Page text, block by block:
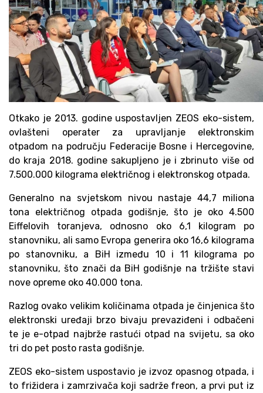
Otkako je 2013. godine uspostavljen ZEOS eko-sistem,
ovlašteni operater za upravljanje elektronskim
otpadom na području Federacije Bosne i Hercegovine,
do kraja 2018. godine sakupljeno je i zbrinuto više od
7.500.000 kilograma električnog i elektronskog otpada.
Generalno na svjetskom nivou nastaje 44,7 miliona
tona električnog otpada godišnje, što je oko 4.500
Eiffelovih toranjeva, odnosno oko 6,1 kilogram po
stanovniku, ali samo Evropa generira oko 16,6 kilograma
po stanovniku, a BiH između 10 i 11 kilograma po
stanovniku, što znači da BiH godišnje na tržište stavi
nove opreme oko 40.000 tona.
Razlog ovako velikim količinama otpada je činjenica što
elektronski uređaji brzo bivaju prevaziđeni i odbačeni
te je e-otpad najbrže rastući otpad na svijetu, sa oko
tri do pet posto rasta godišnje.
ZEOS eko-sistem uspostavio je izvoz opasnog otpada, i
to frižidera i zamrzivača koji sadrže freon, a prvi put iz